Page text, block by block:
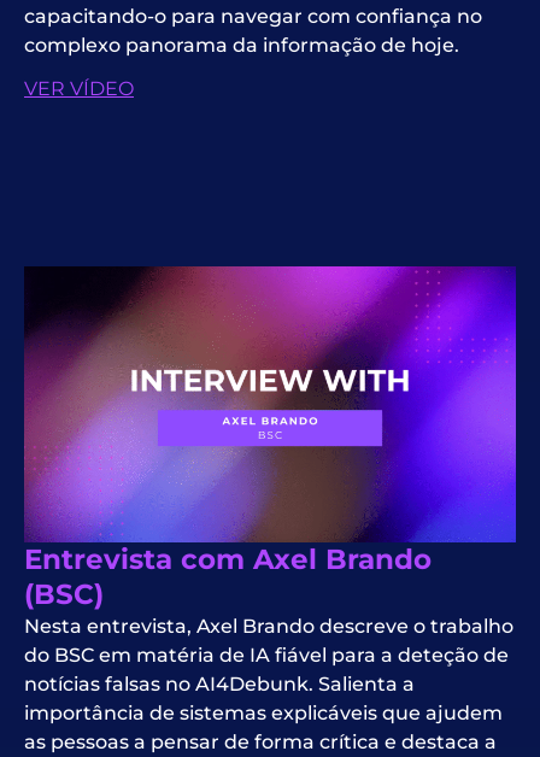
capacitando-o para navegar com confiança no
complexo panorama da informação de hoje.
VER VÍDEO
Entrevista com Axel Brando
(BSC)
Nesta entrevista, Axel Brando descreve o trabalho
do BSC em matéria de IA fiável para a deteção de
notícias falsas no AI4Debunk. Salienta a
importância de sistemas explicáveis que ajudem
as pessoas a pensar de forma crítica e destaca a